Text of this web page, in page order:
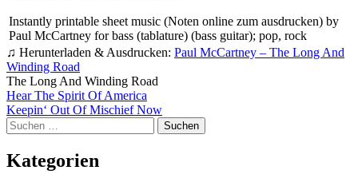
Instantly printable sheet music (Noten online zum ausdrucken) by
Paul McCartney for bass (tablature) (bass guitar); pop, rock
♫ Herunterladen & Ausdrucken: Paul McCartney – The Long And
Winding Road
The Long And Winding Road
Beitragsnavigation
Hear The Spirit Of America
Keepin‘ Out Of Mischief Now
Suchen
nach:
Kategorien